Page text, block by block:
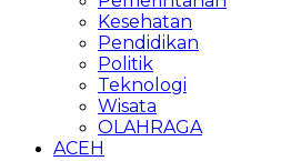
Kesehatan
Pendidikan
Politik
Teknologi
Wisata
OLAHRAGA
ACEH